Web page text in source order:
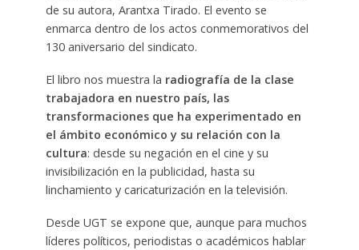
de su autora, Arantxa Tirado. El evento se
enmarca dentro de los actos conmemorativos del
130 aniversario del sindicato.
El libro nos muestra la radiografía de la clase
trabajadora en nuestro país, las
transformaciones que ha experimentado en
el ámbito económico y su relación con la
cultura: desde su negación en el cine y su
invisibilización en la publicidad, hasta su
linchamiento y caricaturización en la televisión.
Desde UGT se expone que, aunque para muchos
líderes políticos, periodistas o académicos hablar